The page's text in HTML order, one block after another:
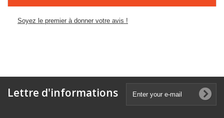
Soyez le premier à donner votre avis !
Lettre d'informations